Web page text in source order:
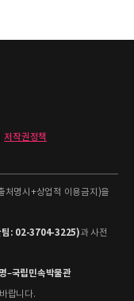
저작권정책
처명시+상업적 이용금지)을
팀: 02-3704-3225)과 사전
–국립민속박물관
랍니다.